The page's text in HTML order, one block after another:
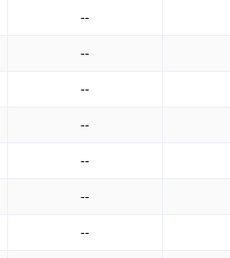
--
--
--
--
--
--
--